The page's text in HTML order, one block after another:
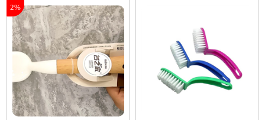
2%